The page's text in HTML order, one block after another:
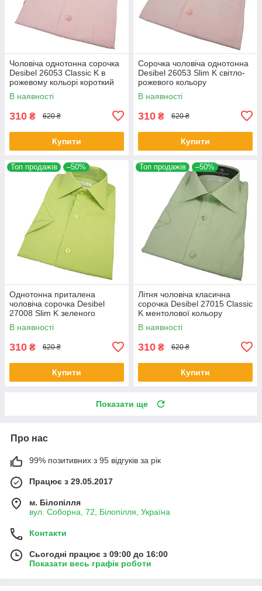
Чоловіча однотонна сорочка
Desibel 26053 Classic K в
рожевому кольорі короткий
рукав
В наявності
310 ₴ 620 ₴
Купити
Сорочка чоловіча однотонна
Desibel 26053 Slim K світло-
рожевого кольору
В наявності
310 ₴ 620 ₴
Купити
Топ продажів –50%
Однотонна приталена
чоловіча сорочка Desibel
27008 Slim K зеленого
кольору короткий рукав
В наявності
310 ₴ 620 ₴
Купити
Топ продажів –50%
Літня чоловіча класична
сорочка Desibel 27015 Classic
K ментолової кольору
В наявності
310 ₴ 620 ₴
Купити
Показати ще
Про нас
99% позитивних з 95 відгуків за рік
Працює з 29.05.2017
м. Білопілля
вул. Соборна, 72, Білопілля, Україна
Контакти
Сьогодні працює з 09:00 до 16:00
Показати весь графік роботи